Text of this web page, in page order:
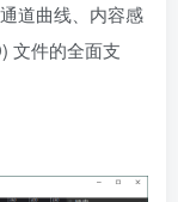
道曲线、内容感
文件的全面支